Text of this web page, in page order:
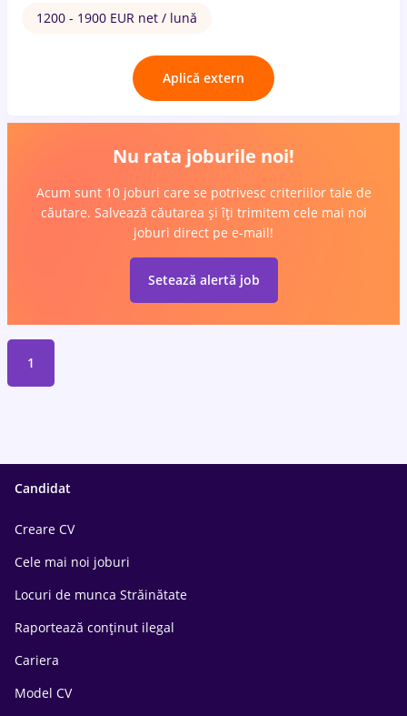
1200 - 1900 EUR net / lună
Aplică extern
Nu rata joburile noi!
Acum sunt 10 joburi care se potrivesc criteriilor tale de
căutare. Salvează căutarea și îți trimitem cele mai noi
joburi direct pe e-mail!
Setează alertă job
1
Candidat
Creare CV
Cele mai noi joburi
Locuri de munca Străinătate
Raportează conținut ilegal
Cariera
Model CV